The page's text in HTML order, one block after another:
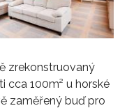
zrekonstruovaný
cca 100m² u horské
zaměřený buď pro